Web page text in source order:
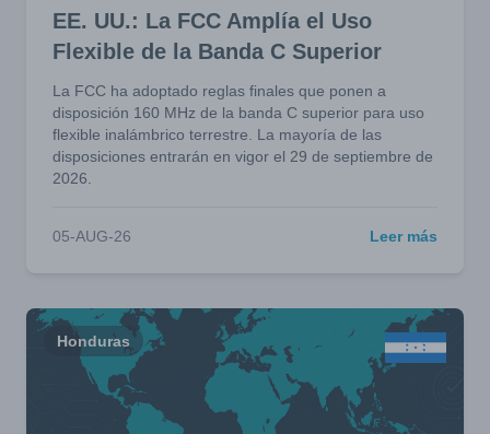
EE. UU.: La FCC Amplía el Uso
Flexible de la Banda C Superior
La FCC ha adoptado reglas finales que ponen a
disposición 160 MHz de la banda C superior para uso
flexible inalámbrico terrestre. La mayoría de las
disposiciones entrarán en vigor el 29 de septiembre de
2026.
05-AUG-26 Leer más
Honduras